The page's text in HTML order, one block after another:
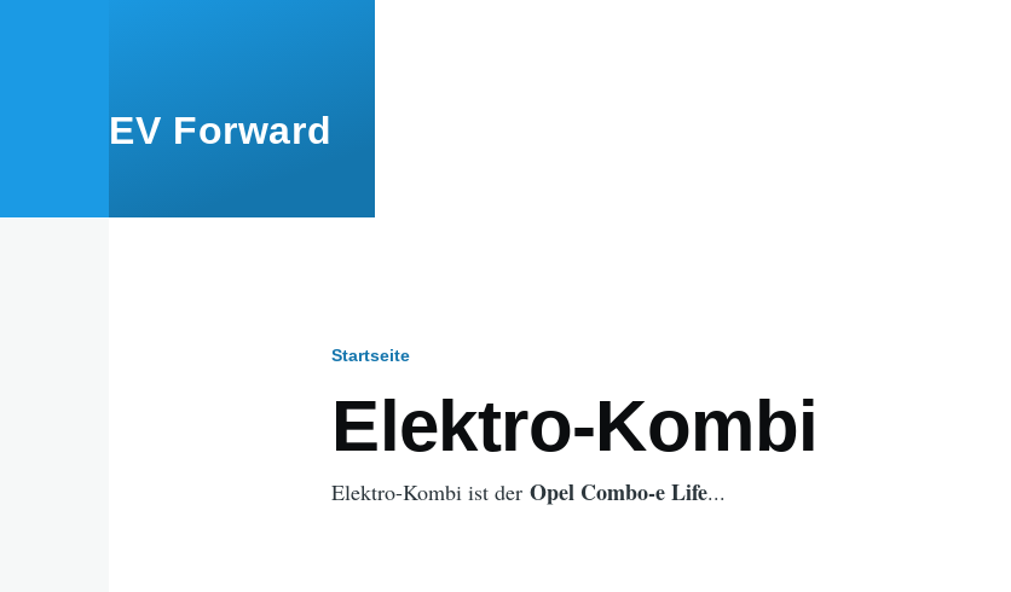
EV Forward
Startseite
Elektro-Kombi
Elektro-Kombi ist derOpel Combo-e Life...